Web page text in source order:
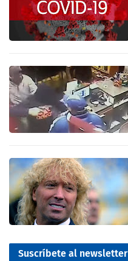
Suscríbete al newsletter